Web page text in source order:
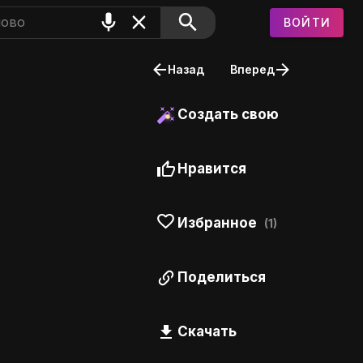
ВОЙТИ
Назад Вперед
Создать свою
Нравится
Избранное (1)
Поделиться
Скачать